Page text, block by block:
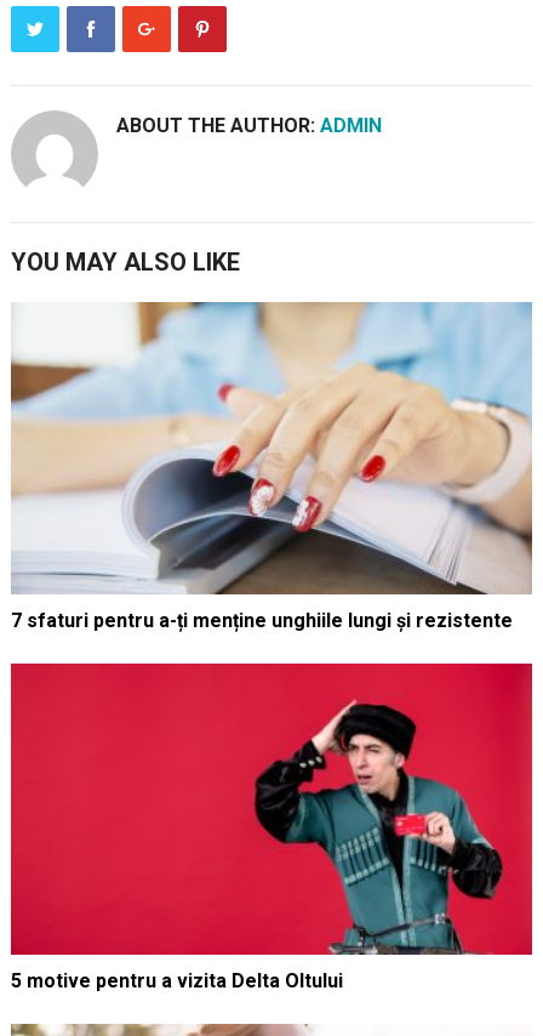
ABOUT THE AUTHOR: ADMIN
YOU MAY ALSO LIKE
7 sfaturi pentru a-ți menține unghiile lungi și rezistente
5 motive pentru a vizita Delta Oltului